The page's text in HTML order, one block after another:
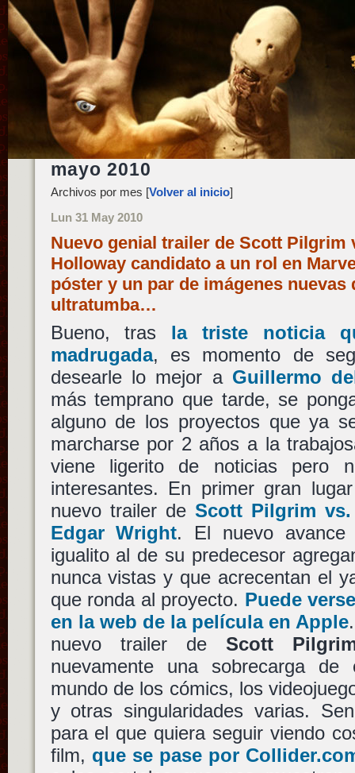
mayo 2010
Archivos por mes [Volver al inicio]
Lun 31 May 2010
Nuevo genial trailer de Scott Pilgrim
Holloway candidato a un rol en
póster y un par de imágenes nuevas
ultratumba…
Bueno, tras la triste noticia
madrugada, es momento de
desearle lo mejor a Guillermo
más temprano que tarde, se
alguno de los proyectos que ya
marcharse por 2 años a la
viene ligerito de noticias pero
interesantes. En primer gran
nuevo trailer de Scott Pilgrim
Edgar Wright. El nuevo
igualito al de su predecesor
nunca vistas y que acrecentan el
que ronda al proyecto. Puede
en la web de la película en Apple
nuevo trailer de Scott
nuevamente una sobrecarga
mundo de los cómics, los
y otras singularidades varias.
para el que quiera seguir viendo
film, que se pase por